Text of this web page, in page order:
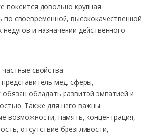
покоится довольно крупная
по своевременной, высококачественной
недугов и назначении действенного
свойства
представитель мед. сферы,
обязан обладать развитой эмпатией и
Также для него важны
возможности, память, концентрация,
отсутствие брезгливости,